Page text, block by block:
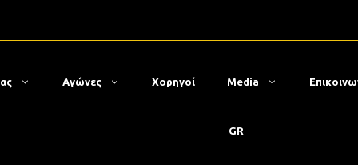
Αγώνες Χορηγοί Media
GR